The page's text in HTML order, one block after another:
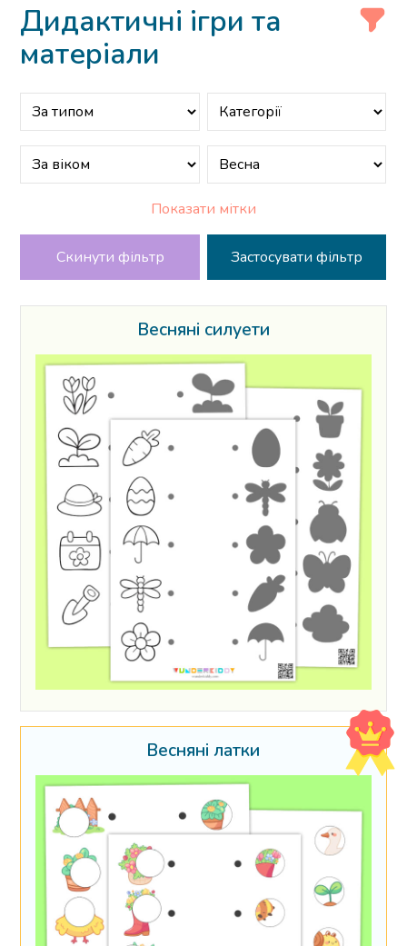
Дидактичні ігри та
матеріали
Показати мітки
Скинути фільтр
Весняні силуети
Весняні латки